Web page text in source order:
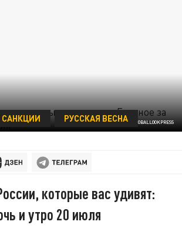
© KOMSOMOLSKAYA PRAVDA/GLOBALLOOKPRESS
САНКЦИИ РУССКАЯ ВЕСНА
которые вас удивят:
и утро 20 июля